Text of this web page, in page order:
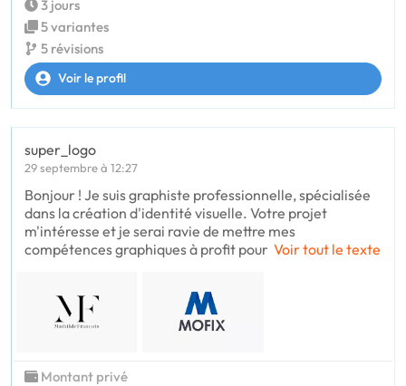
3 jours
5 variantes
5 révisions
Voir le profil
super_logo
29 septembre à 12:27
Bonjour ! Je suis graphiste professionnelle, spécialisée
dans la création d'identité visuelle. Votre projet
m'intéresse et je serai ravie de mettre mes
compétences graphiques à profit pour Voir tout le texte
Montant privé